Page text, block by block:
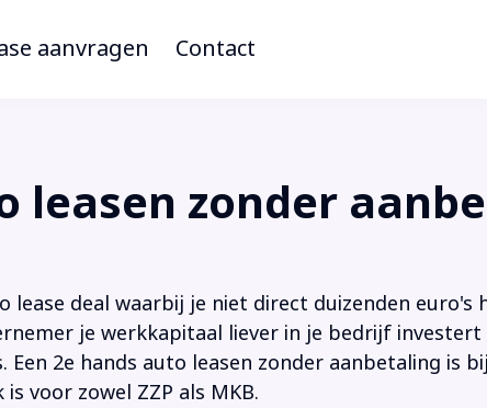
aanvragen Contact
leasen zonder
lease deal waarbij je niet direct duizenden euro's
je werkkapitaal liever in je bedrijf
Een 2e hands auto leasen zonder aanbetaling is
voor zowel ZZP als MKB.